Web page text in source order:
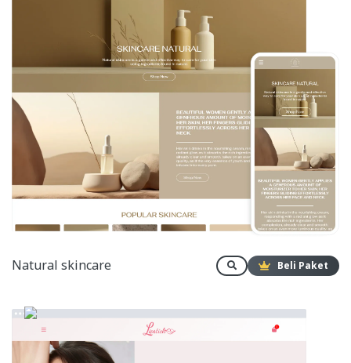
Natural skincare Beli Paket